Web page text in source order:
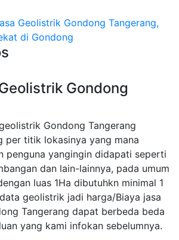
Geolistrik Gondong Tangerang,
di Gondong
Gondong
Gondong Tangerang
per titik lokasinya yang mana
penguna yangingin didapati seperti
dan lain-lainnya, pada umum
luas 1Ha dibutuhkn minimal 1
geolistrik jadi harga/Biaya jasa
Tangerang dapat berbeda beda
yang kami infokan sebelumnya.